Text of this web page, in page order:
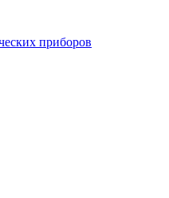
приборов